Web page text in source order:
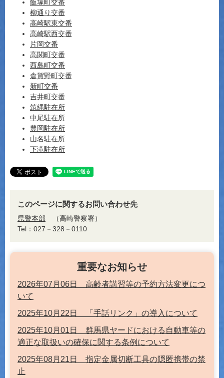
飯塚町交番
柳通り交番
高崎駅東交番
高崎駅西交番
片岡交番
高関町交番
西島町交番
倉賀野町交番
新町交番
吉井町交番
筑縄駐在所
中尾駐在所
豊岡駐在所
山名駐在所
下滝駐在所
このページに関するお問い合わせ先
県警本部
高崎警察署
Tel：027－328－0110
重要なお知らせ
2026年07月06日 高齢者講習等の予約方法変更につ
いて
2025年10月22日 「手話リンク」の導入について
2025年10月01日 群馬県ヤードにおける自動車等の
適正な取扱いの確保に関する条例について
2025年08月21日 指定金属切断工具の隠匿携帯の禁
止